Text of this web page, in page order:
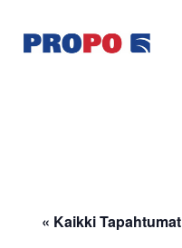
pääsisältöön
alatunnisteeseen
Ry
« Kaikki Tapahtumat